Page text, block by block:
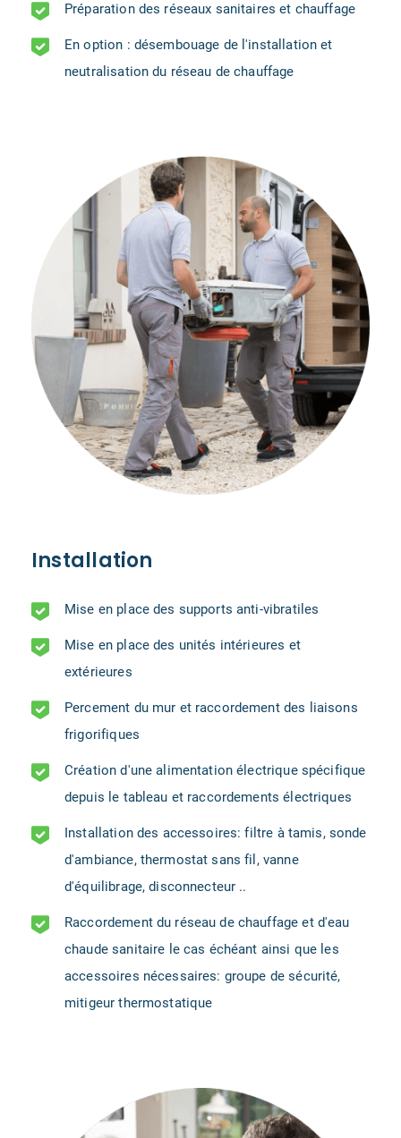
Préparation des réseaux sanitaires et chauffage
En option : désembouage de l'installation et
neutralisation du réseau de chauffage
Installation
Mise en place des supports anti-vibratiles
Mise en place des unités intérieures et
extérieures
Percement du mur et raccordement des liaisons
frigorifiques
Création d'une alimentation électrique spécifique
depuis le tableau et raccordements électriques
Installation des accessoires: filtre à tamis, sonde
d'ambiance, thermostat sans fil, vanne
d'équilibrage, disconnecteur ..
Raccordement du réseau de chauffage et d'eau
chaude sanitaire le cas échéant ainsi que les
accessoires nécessaires: groupe de sécurité,
mitigeur thermostatique